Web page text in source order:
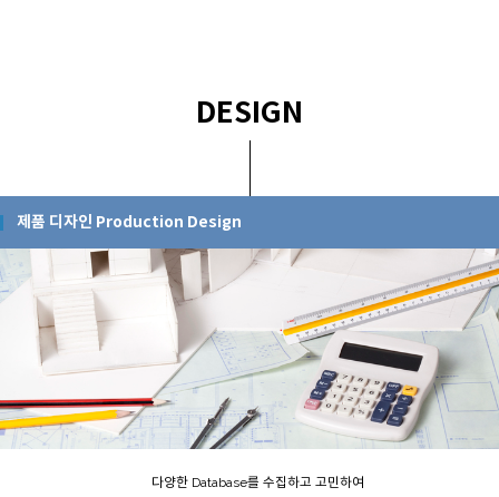
DESIGN
제품 디자인 Production Design
다양한 Database를 수집하고 고민하여